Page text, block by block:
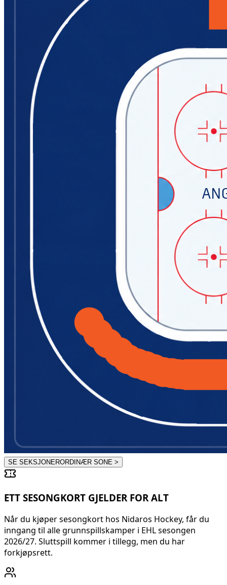
SE SEKSJONERORDINÆR SONE >
ETT SESONGKORT GJELDER FOR ALT
Når du kjøper sesongkort hos Nidaros Hockey, får du
inngang til alle grunnspillskamper i EHL sesongen
2026/27. Sluttspill kommer i tillegg, men du har
forkjøpsrett.